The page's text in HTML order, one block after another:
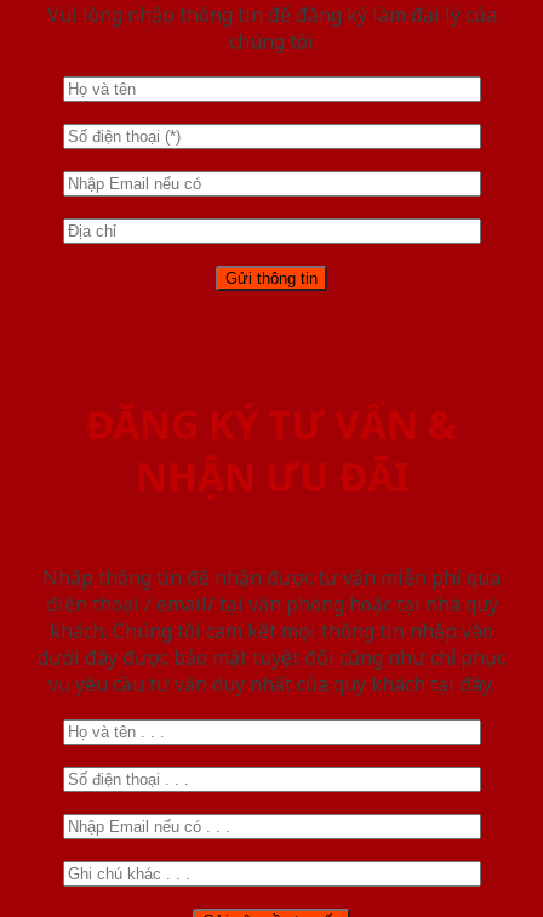
Vui lòng nhập thông tin để đăng ký làm đại lý của
chúng tôi
ĐĂNG KÝ TƯ VẤN &
NHẬN ƯU ĐÃI
Nhập thông tin để nhận được tư vấn miễn phí qua
điện thoại / email/ tại văn phòng hoặc tại nhà quý
khách. Chúng tôi cam kết mọi thông tin nhập vào
dưới đây được bảo mật tuyệt đối cũng như chỉ phục
vụ yêu cầu tư vấn duy nhất của quý khách tại đây.